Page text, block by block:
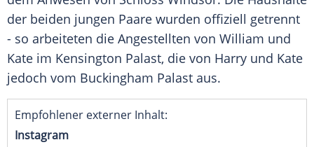
der beiden jungen Paare wurden offiziell getrennt
- so arbeiteten die Angestellten von William und
Kate im Kensington Palast, die von Harry und Kate
jedoch vom Buckingham Palast aus.
Empfohlener externer Inhalt:
Instagram